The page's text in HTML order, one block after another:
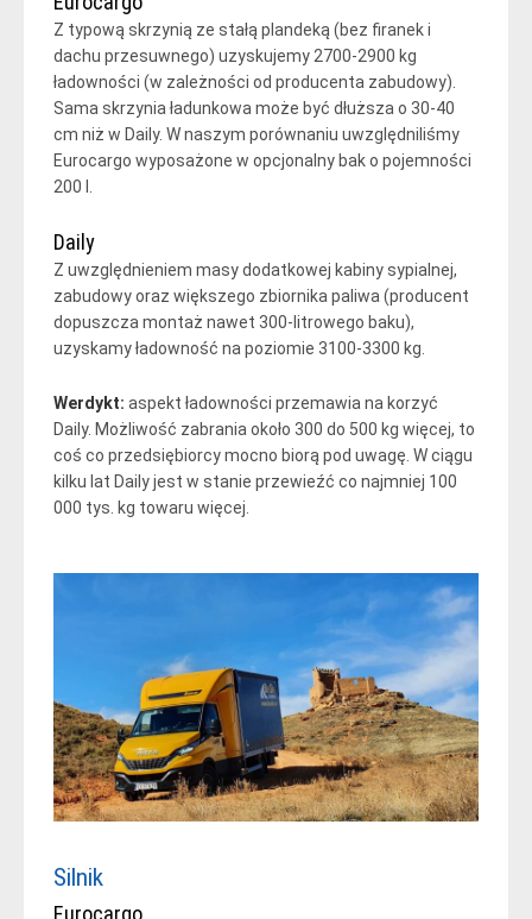
Z typową skrzynią ze stałą plandeką (bez firanek i
dachu przesuwnego) uzyskujemy 2700-2900 kg
ładowności (w zależności od producenta zabudowy).
Sama skrzynia ładunkowa może być dłuższa o 30-40
cm niż w Daily. W naszym porównaniu uwzględniliśmy
Eurocargo wyposażone w opcjonalny bak o pojemności
200 l.
Daily
Z uwzględnieniem masy dodatkowej kabiny sypialnej,
zabudowy oraz większego zbiornika paliwa (producent
dopuszcza montaż nawet 300-litrowego baku),
uzyskamy ładowność na poziomie 3100-3300 kg.
Werdykt: aspekt ładowności przemawia na korzyć
Daily. Możliwość zabrania około 300 do 500 kg więcej, to
coś co przedsiębiorcy mocno biorą pod uwagę. W ciągu
kilku lat Daily jest w stanie przewieźć co najmniej 100
000 tys. kg towaru więcej.
Silnik
Eurocargo